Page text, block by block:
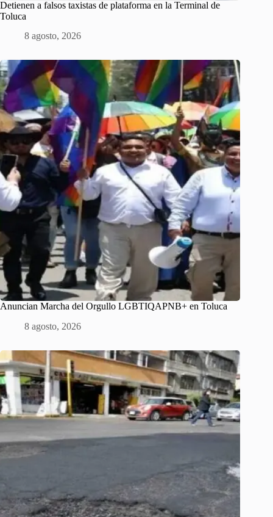
Detienen a falsos taxistas de plataforma en la Terminal de
Toluca
8 agosto, 2026
Anuncian Marcha del Orgullo LGBTIQAPNB+ en Toluca
8 agosto, 2026